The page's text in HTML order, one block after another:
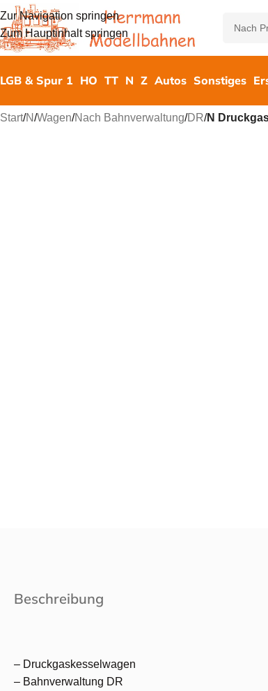
Zur Navigation springen
Zum Hauptinhalt springen
LGB & Spur 1 HO TT N Z Autos Sonstiges
Start/N/Wagen/Nach Bahnverwaltung/DR/N
Beschreibung
– Druckgaskesselwagen
– Bahnverwaltung DR